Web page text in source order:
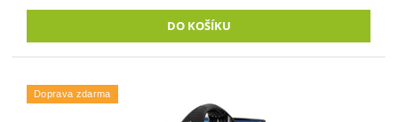
Doprava zdarma